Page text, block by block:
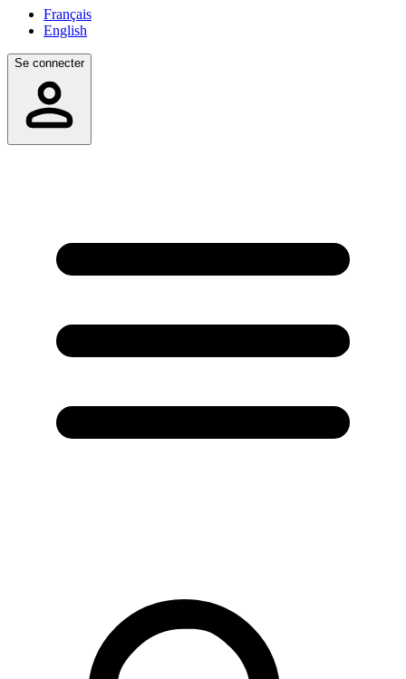
Français
English
Se connecter